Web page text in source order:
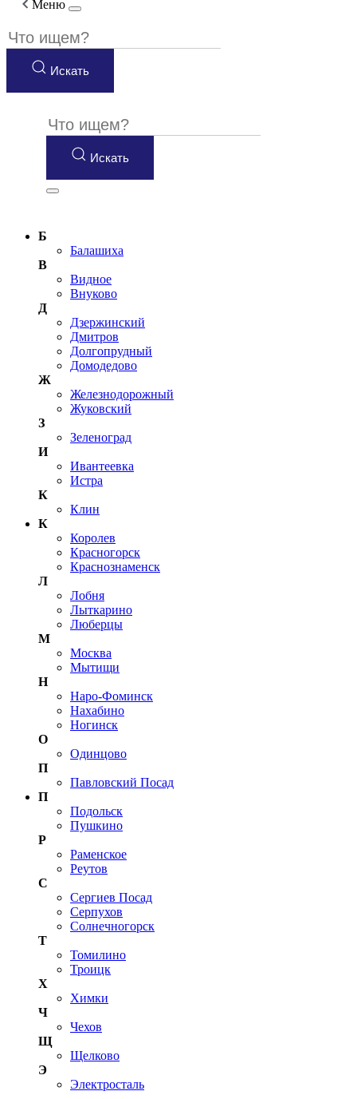
Меню
Искать
Искать
Б
Балашиха
В
Видное
Внуково
Д
Дзержинский
Дмитров
Долгопрудный
Домодедово
Ж
Железнодорожный
Жуковский
З
Зеленоград
И
Ивантеевка
Истра
К
Клин
К
Королев
Красногорск
Краснознаменск
Л
Лобня
Лыткарино
Люберцы
М
Москва
Мытищи
Н
Наро-Фоминск
Нахабино
Ногинск
О
Одинцово
П
Павловский Посад
П
Подольск
Пушкино
Р
Раменское
Реутов
С
Сергиев Посад
Серпухов
Солнечногорск
Т
Томилино
Троицк
Х
Химки
Ч
Чехов
Щ
Щелково
Э
Электросталь